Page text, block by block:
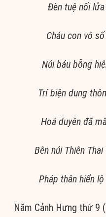
Đèn tuệ nối
Cháu con vô
Núi báu bỗng
Trí biện dung
Hoá duyên đã
Bên núi Thiên
Pháp thân hiển
Năm Cảnh Hưng thứ 9